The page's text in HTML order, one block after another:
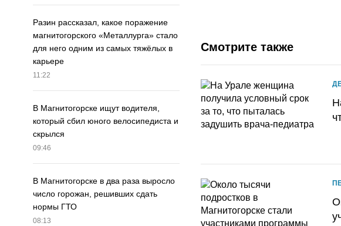
Разин рассказал, какое поражение
магнитогорского «Металлурга» стало
для него одним из самых тяжёлых в
карьере
11:22
В Магнитогорске ищут водителя,
который сбил юного велосипедиста и
скрылся
09:46
В Магнитогорске в два раза выросло
число горожан, решивших сдать
нормы ГТО
08:13
Смотрите также